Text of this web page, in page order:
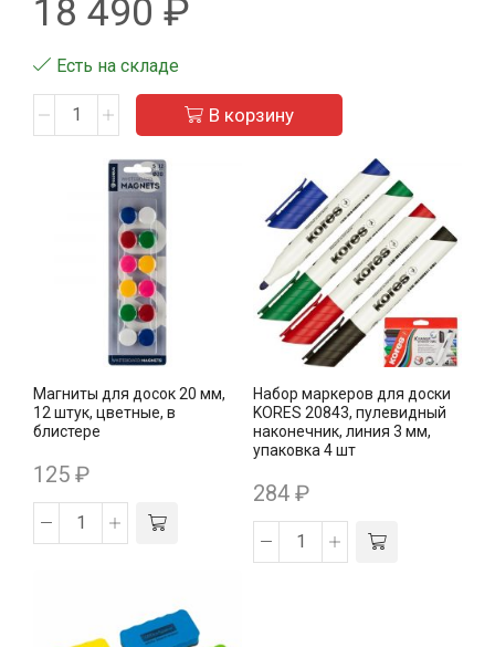
18 490 ₽
Есть на складе
В корзину
Магниты для досок 20 мм,
12 штук, цветные, в
блистере
125 ₽
Набор маркеров для доски
KORES 20843, пулевидный
наконечник, линия 3 мм,
упаковка 4 шт
284 ₽